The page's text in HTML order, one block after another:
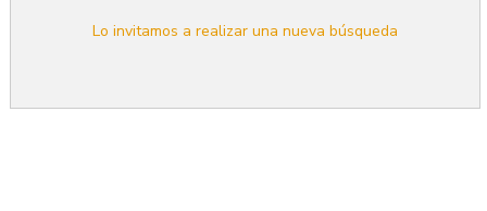
Lo invitamos a realizar una nueva búsqueda